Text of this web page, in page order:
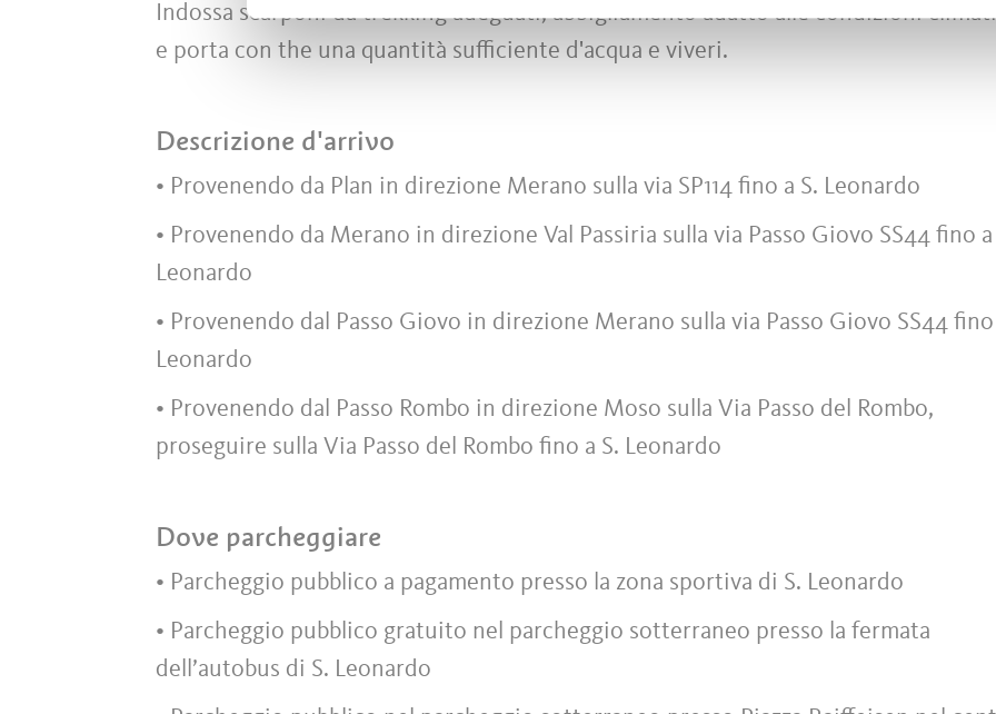
Indossa scarponi da trekking adeguati, abbigliamento adatto alle condizioni
e porta con the una quantità sufficiente d'acqua e viveri.
Descrizione d'arrivo
• Provenendo da Plan in direzione Merano sulla via SP114 fino a S. Leonardo
• Provenendo da Merano in direzione Val Passiria sulla via Passo Giovo SS44 fino a
Leonardo
• Provenendo dal Passo Giovo in direzione Merano sulla via Passo Giovo SS44 fino
Leonardo
• Provenendo dal Passo Rombo in direzione Moso sulla Via Passo del Rombo,
proseguire sulla Via Passo del Rombo fino a S. Leonardo
Dove parcheggiare
• Parcheggio pubblico a pagamento presso la zona sportiva di S. Leonardo
• Parcheggio pubblico gratuito nel parcheggio sotterraneo presso la fermata
dell’autobus di S. Leonardo